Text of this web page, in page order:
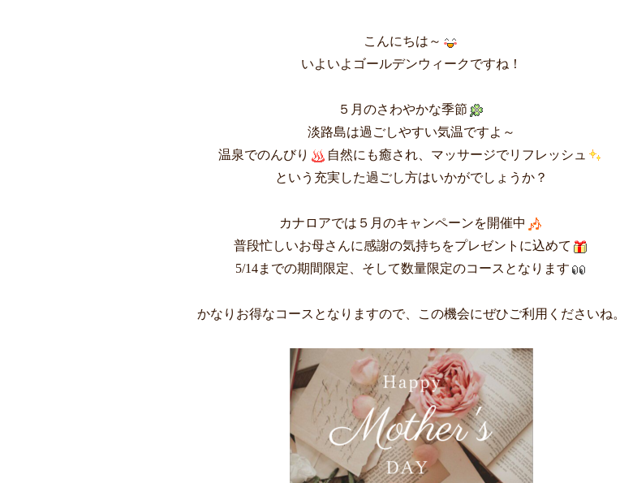
こんにちは～
いよいよゴールデンウィークですね！
５月のさわやかな季節
淡路島は過ごしやすい気温ですよ～
温泉でのんびり
自然にも癒され、マッサージでリフレッシュ
という充実した過ごし方はいかがでしょうか？
カナロアでは５月のキャンペーンを開催中
普段忙しいお母さんに感謝の気持ちをプレゼントに込めて
5/14までの期間限定、そして数量限定のコースとなります
かなりお得なコースとなりますので、この機会にぜひご利用くださいね。